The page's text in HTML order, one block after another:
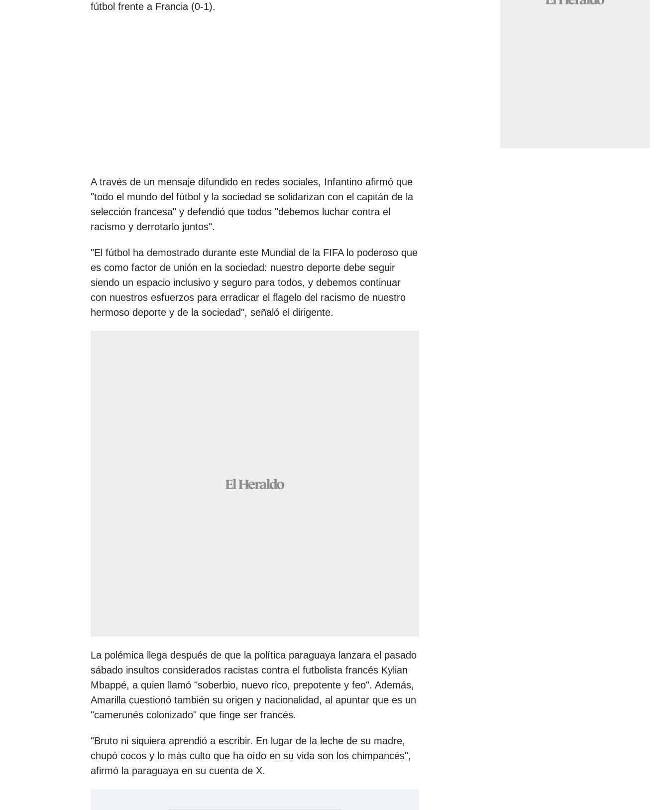
fútbol frente a Francia (0-1).
A través de un mensaje difundido en redes sociales, Infantino afirmó que
"todo el mundo del fútbol y la sociedad se solidarizan con el capitán de la
selección francesa" y defendió que todos "debemos luchar contra el
racismo y derrotarlo juntos".
"El fútbol ha demostrado durante este Mundial de la FIFA lo poderoso que
es como factor de unión en la sociedad: nuestro deporte debe seguir
siendo un espacio inclusivo y seguro para todos, y debemos continuar
con nuestros esfuerzos para erradicar el flagelo del racismo de nuestro
hermoso deporte y de la sociedad", señaló el dirigente.
La polémica llega después de que la política paraguaya lanzara el pasado
sábado insultos considerados racistas contra el futbolista francés Kylian
Mbappé, a quien llamó "soberbio, nuevo rico, prepotente y feo". Además,
Amarilla cuestionó también su origen y nacionalidad, al apuntar que es un
"camerunés colonizado" que finge ser francés.
"Bruto ni siquiera aprendió a escribir. En lugar de la leche de su madre,
chupó cocos y lo más culto que ha oído en su vida son los chimpancés",
afirmó la paraguaya en su cuenta de X.